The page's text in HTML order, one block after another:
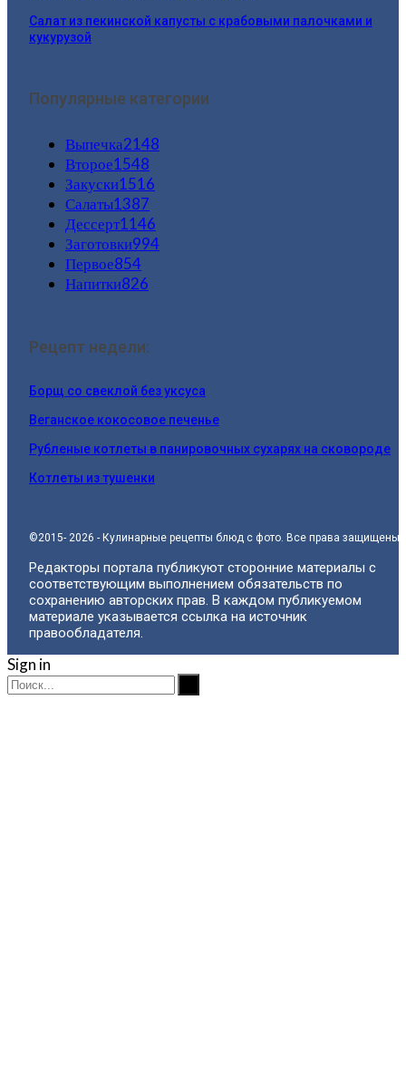
Салат из пекинской капусты с крабовыми палочками и
кукурузой
Популярные категории
Выпечка2148
Второе1548
Закуски1516
Салаты1387
Дессерт1146
Заготовки994
Первое854
Напитки826
Рецепт недели:
Борщ со свеклой без уксуса
Веганское кокосовое печенье
Рубленые котлеты в панировочных сухарях на сковороде
Котлеты из тушенки
©2015- 2026 - Кулинарные рецепты блюд с фото. Все права защищены.
Редакторы портала публикуют сторонние материалы с
соответствующим выполнением обязательств по
сохранению авторских прав. В каждом публикуемом
материале указывается ссылка на источник
правообладателя.
Sign in